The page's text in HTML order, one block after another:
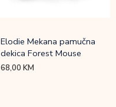
Elodie Mekana pamučna
dekica Forest Mouse
68,00KM